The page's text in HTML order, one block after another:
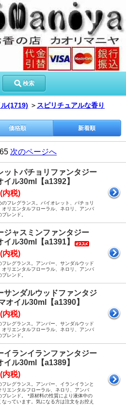
検索
(1719) ＞ スピリチュアルな香り
価格順 新着順
次のページへ
ットパチョリファンタジー
イル30ml【a1392】
内税)
のフレグランス。バイオレット、パチョリ
オリエンタルフローラル、ネロリ、アンバ
レンド。
ジャスミンファンタジー
イル30ml【a1391】
内税)
フレグランス。アンバー、サンダルウッド
オリエンタルフローラル、ネロリ、アンバ
レンド。
サンダルウッドファンタジ
オイル30ml【a1390】
内税)
フレグランス。アンバー、サンダルウッド
オリエンタルフローラル、ネロリ、アンバ
レンド。
イランイランファンタジー
イル30ml【a1389】
内税)
フレグランス。アンバー、イランイランと
リエンタルフローラル、ネロリ、アンバ
ブレンド。 *原材料の性質により液体中の
なっています。気になる方は注文をお控え